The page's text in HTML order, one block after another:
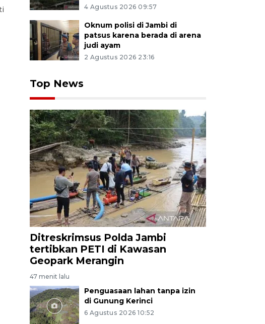
4 Agustus 2026 09:57
Oknum polisi di Jambi di
patsus karena berada di arena
judi ayam
2 Agustus 2026 23:16
Top News
Ditreskrimsus Polda Jambi
tertibkan PETI di Kawasan
Geopark Merangin
47 menit lalu
Penguasaan lahan tanpa izin
di Gunung Kerinci
6 Agustus 2026 10:52